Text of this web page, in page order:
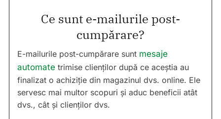
Ce sunt e-mailurile post-
cumpărare?
E-mailurile post-cumpărare sunt mesaje
automate trimise clienților după ce aceștia au
finalizat o achiziție din magazinul dvs. online. Ele
servesc mai multor scopuri și aduc beneficii atât
dvs., cât și clienților dvs.